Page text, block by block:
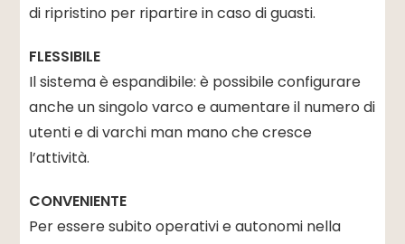
di ripristino per ripartire in caso di guasti.
FLESSIBILE
Il sistema è espandibile: è possibile configurare
anche un singolo varco e aumentare il numero di
utenti e di varchi man mano che cresce
l’attività.
CONVENIENTE
Per essere subito operativi e autonomi nella